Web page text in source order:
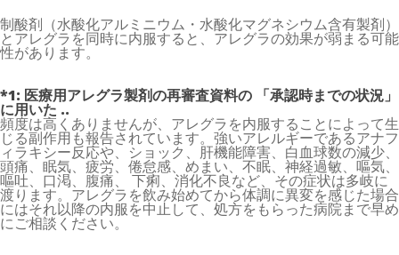
制酸剤（水酸化アルミニウム・水酸化マグネシウム含有製剤）
とアレグラを同時に内服すると、アレグラの効果が弱まる可能
性があります。
*1: 医療用アレグラ製剤の再審査資料の 「承認時までの状況」
に用いた ..
頻度は高くありませんが、アレグラを内服することによって生
じる副作用も報告されています。強いアレルギーであるアナフ
ィラキシー反応や、ショック、肝機能障害、白血球数の減少、
頭痛、眠気、疲労、倦怠感、めまい、不眠、神経過敏、嘔気、
嘔吐、口渇、腹痛、 下痢、消化不良など、その症状は多岐に
渡ります。アレグラを飲み始めてから体調に異変を感じた場合
にはそれ以降の内服を中止して、処方をもらった病院まで早め
にご相談ください。